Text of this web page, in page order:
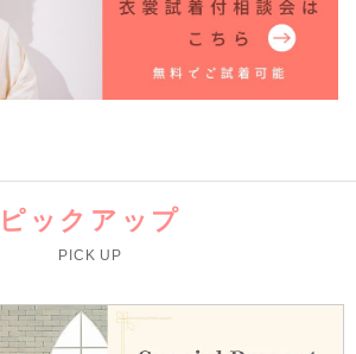
ピックアップ
PICK UP